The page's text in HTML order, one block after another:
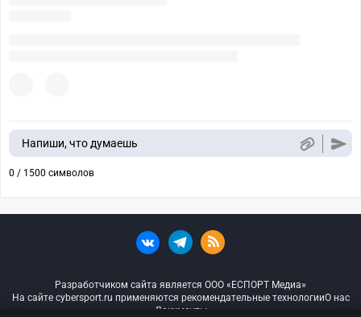
Напиши, что думаешь
0 / 1500 символов
Разработчиком сайта является ООО «ЕСПОРТ Медиа»
На сайте cybersport.ru применяются рекомендательные технологииО нас
Документы